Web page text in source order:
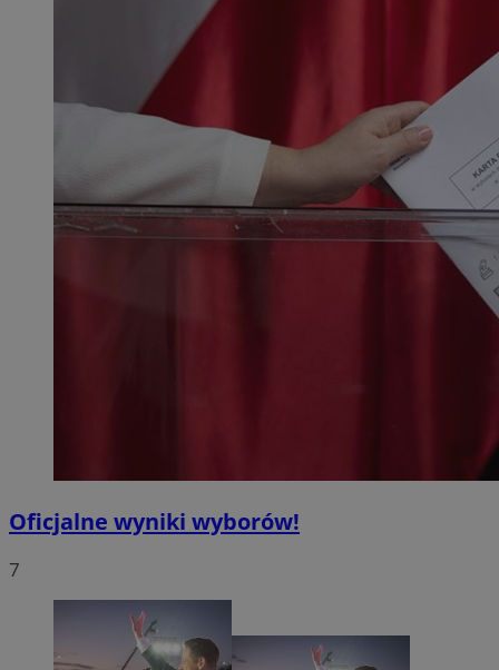
Oficjalne wyniki wyborów!
7